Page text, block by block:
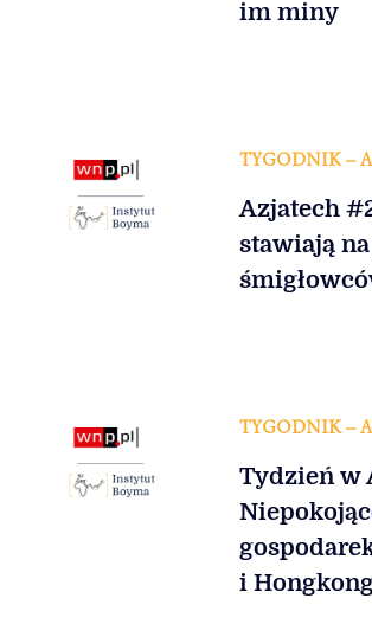
im miny
TYGODNIK –
Azjatech
stawiają
TYGODNIK –
Tydzień w
i